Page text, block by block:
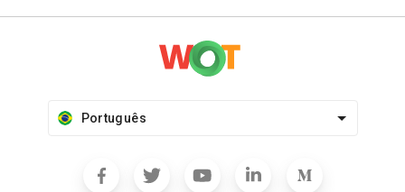
Português